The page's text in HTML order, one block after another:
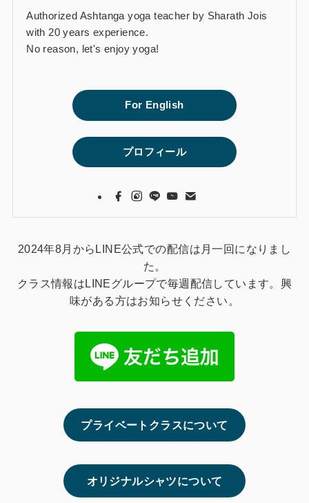
Authorized Ashtanga yoga teacher by Sharath Jois
with 20 years experience.
No reason, let's enjoy yoga!
For English
プロフィール
2024年8月からLINE公式での配信は月一回になりまし
た。
クラス情報はLINEグループで毎週配信しています。興
味がある方はお知らせください。
プライベートクラスについて
オリジナルシャツについて